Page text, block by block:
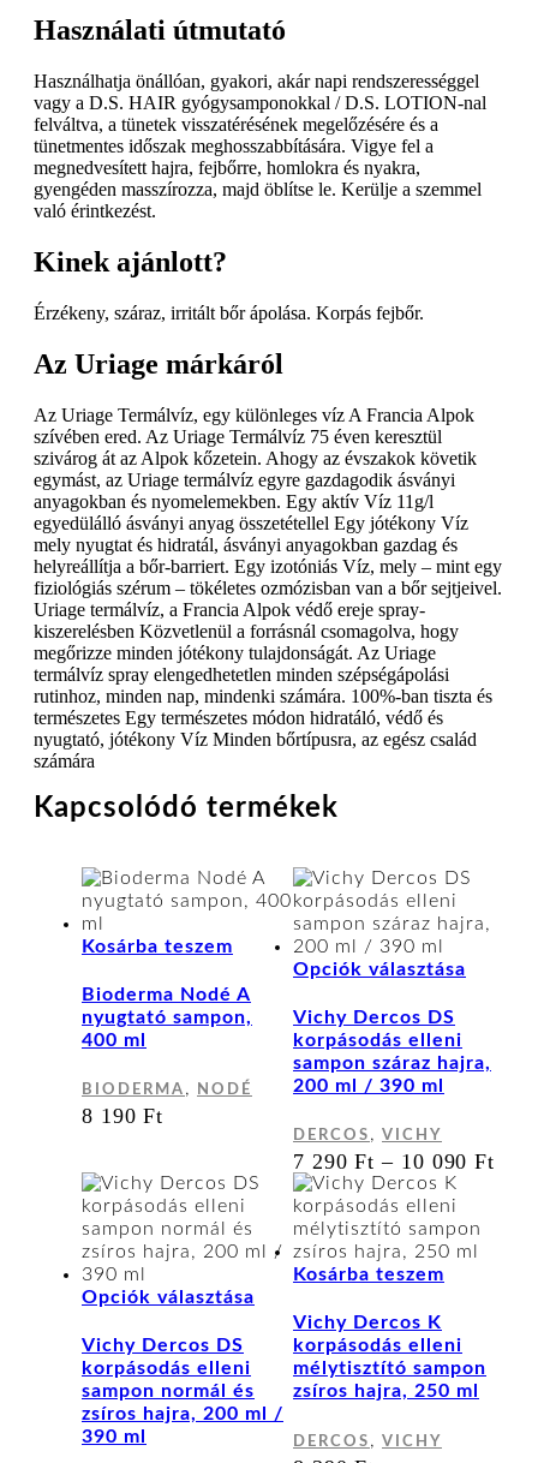
Használati útmutató
Használhatja önállóan, gyakori, akár napi rendszerességgel
vagy a D.S. HAIR gyógysamponokkal / D.S. LOTION-nal
felváltva, a tünetek visszatérésének megelőzésére és a
tünetmentes időszak meghosszabbítására. Vigye fel a
megnedvesített hajra, fejbőrre, homlokra és nyakra,
gyengéden masszírozza, majd öblítse le. Kerülje a szemmel
való érintkezést.
Kinek ajánlott?
Érzékeny, száraz, irritált bőr ápolása. Korpás fejbőr.
Az Uriage márkáról
Az Uriage Termálvíz, egy különleges víz A Francia Alpok
szívében ered. Az Uriage Termálvíz 75 éven keresztül
szivárog át az Alpok kőzetein. Ahogy az évszakok követik
egymást, az Uriage termálvíz egyre gazdagodik ásványi
anyagokban és nyomelemekben. Egy aktív Víz 11g/l
egyedülálló ásványi anyag összetétellel Egy jótékony Víz
mely nyugtat és hidratál, ásványi anyagokban gazdag és
helyreállítja a bőr-barriert. Egy izotóniás Víz, mely – mint egy
fiziológiás szérum – tökéletes ozmózisban van a bőr sejtjeivel.
Uriage termálvíz, a Francia Alpok védő ereje spray-
kiszerelésben Közvetlenül a forrásnál csomagolva, hogy
megőrizze minden jótékony tulajdonságát. Az Uriage
termálvíz spray elengedhetetlen minden szépségápolási
rutinhoz, minden nap, mindenki számára. 100%-ban tiszta és
természetes Egy természetes módon hidratáló, védő és
nyugtató, jótékony Víz Minden bőrtípusra, az egész család
számára
Kapcsolódó termékek
Kosárba teszem
Bioderma Nodé A
nyugtató sampon,
400 ml
BIODERMA , NODÉ
8 190Ft
Opciók választása
a
Vichy Dercos DS
korpásodás elleni
sampon száraz hajra,
200 ml / 390 ml
DERCOS , VICHY
7 290Ft – 10 090Ft
Opciók választása
terméknek
több
variációja
van.
változatok
Vichy Dercos DS
korpásodás elleni
sampon normál és
zsíros hajra, 200 ml /
390 ml
Kosárba teszem
Vichy Dercos K
korpásodás elleni
mélytisztító sampon
zsíros hajra, 250 ml
DERCOS , VICHY